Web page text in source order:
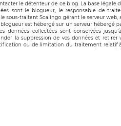
le détenteur de ce blog. La base légale
sont le blogueur, le responsable de
sous-traitant Scalingo gérant le serveur
est hébergé sur un serveur hébergé
données collectées sont conservées
la suppression de vos données et
ou de limitation du traitement relatif
sis 9 rue Léopold Sédar